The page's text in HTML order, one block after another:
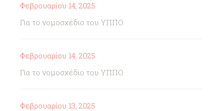
Φεβρουαρίου 14, 2025
Για το νομοσχέδιο του ΥΠΠΟ
Φεβρουαρίου 14, 2025
Για το νομοσχέδιο του ΥΠΠΟ
Φεβρουαρίου 13, 2025